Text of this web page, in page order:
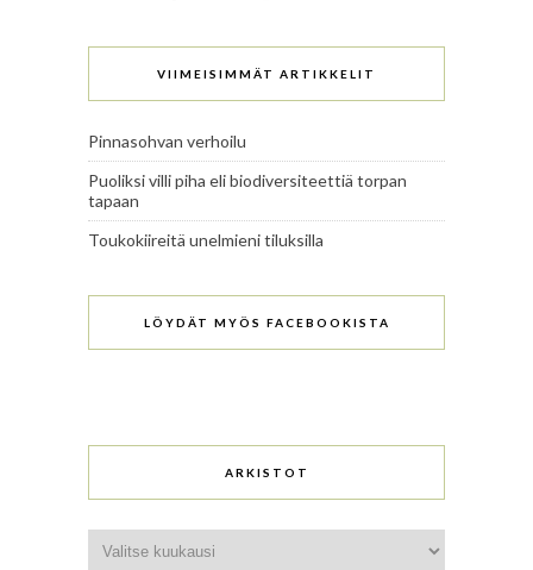
VIIMEISIMMÄT ARTIKKELIT
Pinnasohvan verhoilu
Puoliksi villi piha eli biodiversiteettiä torpan
tapaan
Toukokiireitä unelmieni tiluksilla
LÖYDÄT MYÖS FACEBOOKISTA
ARKISTOT